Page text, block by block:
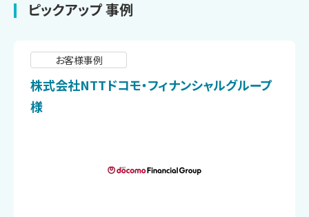
ピックアップ 事例
株式会社NTTドコモ・フィナンシャルグループ
様
お客様事例